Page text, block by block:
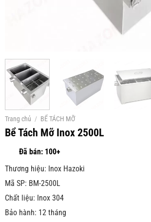
Trang chủ / BỂ TÁCH MỠ
Bể Tách Mỡ Inox 2500L
Thương hiệu: Inox Hazoki
Mã SP: BM-2500L
Chất liệu: Inox 304
Bảo hành: 12 tháng